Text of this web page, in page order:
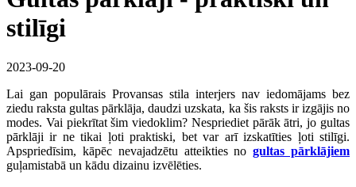
stilīgi
2023-09-20
Lai gan populārais Provansas stila interjers nav iedomājams bez
ziedu raksta gultas pārklāja, daudzi uzskata, ka šis raksts ir izgājis no
modes. Vai piekrītat šim viedoklim? Nespriediet pārāk ātri, jo gultas
pārklāji ir ne tikai ļoti praktiski, bet var arī izskatīties ļoti stilīgi.
Apspriedīsim, kāpēc nevajadzētu atteikties nogultas pārklājiem
guļamistabā un kādu dizainu izvēlēties.